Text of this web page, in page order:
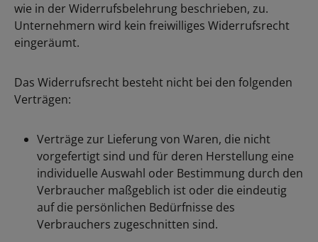
wie in der Widerrufsbelehrung beschrieben, zu.
Unternehmern wird kein freiwilliges Widerrufsrecht
eingeräumt.
Das Widerrufsrecht besteht nicht bei den folgenden
Verträgen:
Verträge zur Lieferung von Waren, die nicht
vorgefertigt sind und für deren Herstellung eine
individuelle Auswahl oder Bestimmung durch den
Verbraucher maßgeblich ist oder die eindeutig
auf die persönlichen Bedürfnisse des
Verbrauchers zugeschnitten sind.